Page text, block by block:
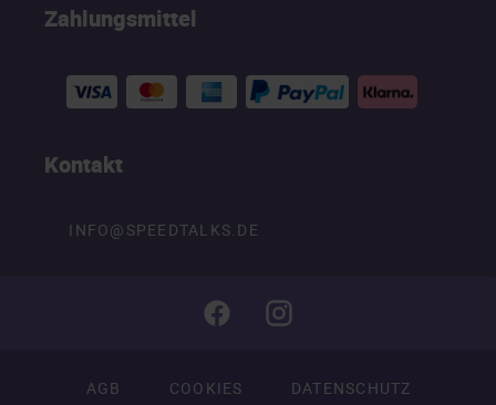
Zahlungsmittel
Kontakt
INFO@SPEEDTALKS.DE
AGB COOKIES DATENSCHUTZ